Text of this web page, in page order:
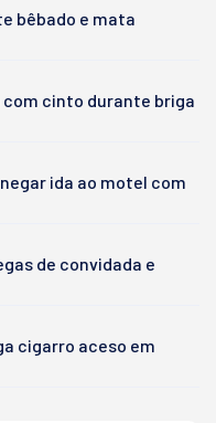
bêbado e mata
cinto durante briga
ida ao motel com
de convidada e
cigarro aceso em